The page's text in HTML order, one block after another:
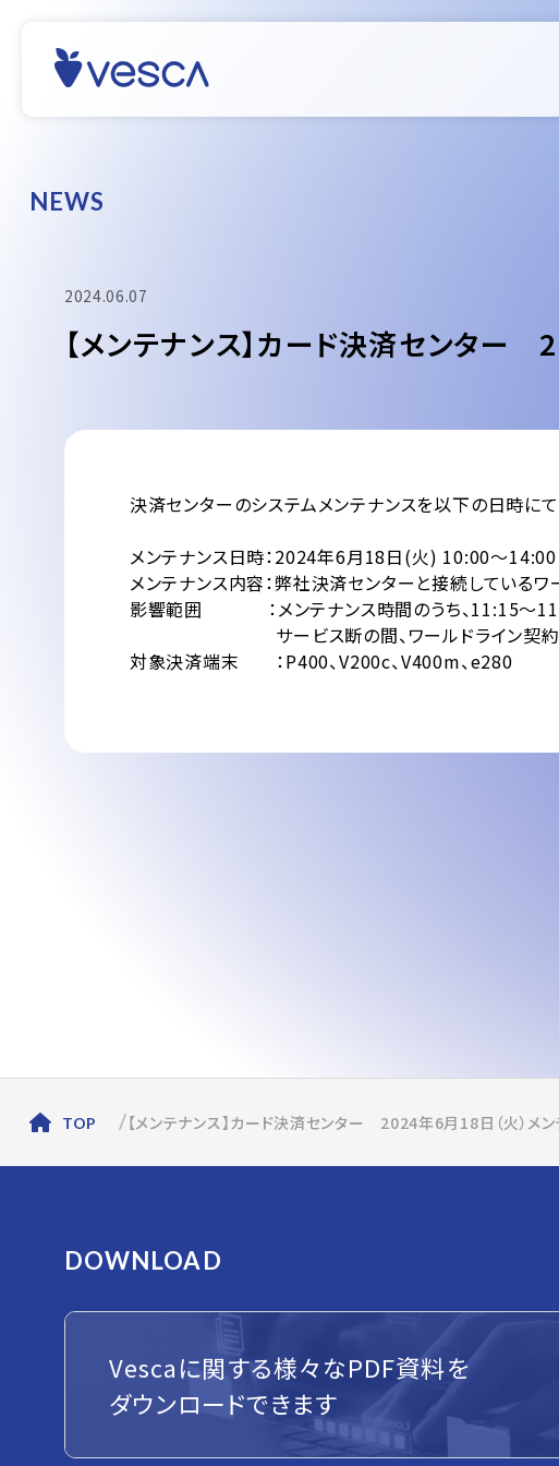
NEWS
2024.06.07
【メンテナンス】カード決済センター
決済センターのシステムメンテナンスを以下の日時にて
メンテナンス日時：2024年6月18日(火) 10:00～14:00
メンテナンス内容：弊社決済センターと接続している
影響範囲 ：メンテナンス時間のうち、11:15～
サービス断の間、ワールドライン契約の
対象決済端末 ：P400、V200c、V400m、e280
TOP 【メンテナンス】カード決済センター 2024年6月18日（火）メ
DOWNLOAD
Vescaに関する様々なPDF資料を
ダウンロードできます